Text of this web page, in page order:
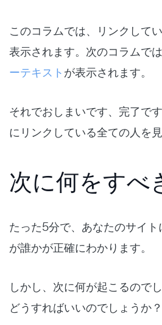
このコラムでは、リンクして
表示されます。次のコラムでは
ーテキストが表示されます。
それでおしまいです、完了で
にリンクしている全ての人を見
次に何をすべ
たった5分で、あなたのサイ
が誰かが正確にわかります。
しかし、次に何が起こるので
どうすればいいのでしょうか？